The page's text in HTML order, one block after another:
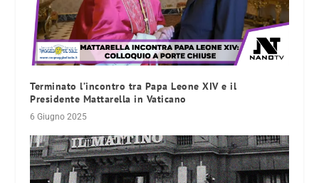
Terminato l’incontro tra Papa Leone XIV e il
Presidente Mattarella in Vaticano
6 Giugno 2025